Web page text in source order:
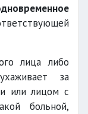
лица либо
за
или лицом с
больной,